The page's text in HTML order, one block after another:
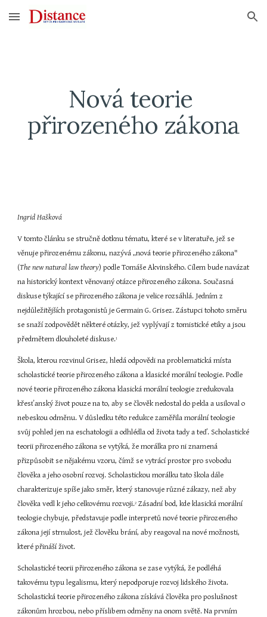
Skip to main content Skip to navigation
Nová teorie
přirozeného zákona
Ingrid Hašková
V tomto článku se stručně dotknu tématu, které se v literatuře, jež se
věnuje přirozenému zákonu, nazývá „nová teorie přirozeného zákona"
(The new natural law theory) podle Tomáše Akvinského. Cílem bude navázat
na historický kontext věnovaný otázce přirozeného zákona. Současná
diskuse týkající se přirozeného zákona je velice rozsáhlá. Jedním z
nejdůležitějších protagonistů je Germain G. Grisez. Zástupci tohoto směru
se snaží zodpovědět některé otázky, jež vyplývají z tomistické etiky a jsou
předmětem dlouholeté diskuse.1
Škola, kterou rozvinul Grisez, hledá odpovědi na problematická místa
scholastické teorie přirozeného zákona a klasické morální teologie. Podle
nové teorie přirozeného zákona klasická morální teologie zredukovala
křesťanský život pouze na to, aby se člověk nedostal do pekla a usiloval o
nebeskou odměnu. V důsledku této redukce zaměřila morální teologie
svůj pohled jen na eschatologii a odhlédla od života tady a teď. Scholastické
teorii přirozeného zákona se vytýká, že morálka pro ni znamená
přizpůsobit se nějakému vzoru, čímž se vytrácí prostor pro svobodu
člověka a jeho osobní rozvoj. Scholastickou morálku tato škola dále
charakterizuje spíše jako směr, který stanovuje různé zákazy, než aby
člověka vedl k jeho celkovému rozvoji.2 Zásadní bod, kde klasická morální
teologie chybuje, představuje podle interpretů nové teorie přirozeného
zákona její strnulost, jež člověku brání, aby reagoval na nové možnosti,
které přináší život.
Scholastické teorii přirozeného zákona se zase vytýká, že podléhá
takovému typu legalismu, který nepodporuje rozvoj lidského života.
Scholastická teorie přirozeného zákona získává člověka pro poslušnost
zákonům hrozbou, nebo příslibem odměny na onom světě. Na prvním